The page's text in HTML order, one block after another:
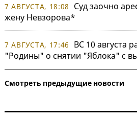
7 АВГУСТА, 18:08
Суд заочно
жену Невзорова*
7 АВГУСТА, 17:46
ВС 10 августа
"Родины" о снятии "Яблока" с
Смотреть